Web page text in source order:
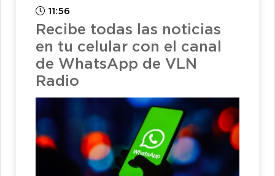
11:56
Recibe todas las noticias
en tu celular con el canal
de WhatsApp de VLN
Radio